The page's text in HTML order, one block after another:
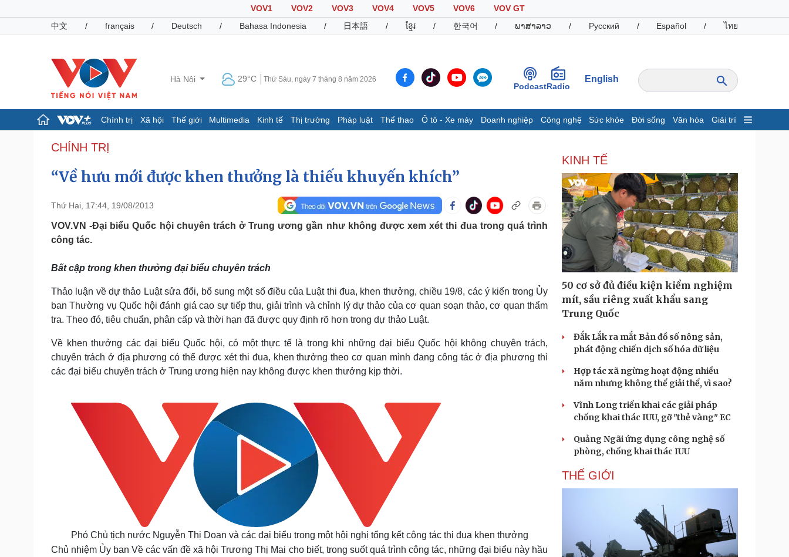
VOV1 VOV2 VOV3 VOV4 VOV5 VOV6
VOV GT
中文
/ français / Deutsch / Bahasa Indonesia / 日本語 / ខ្មែរ / 한국어 / ພາສາລາວ / Русский / Español / ไทย
Hà Nội 29°C Thứ Sáu, ngày 7 tháng 8 năm 2026
PodcastRadio
English
Chính trị Xã hội Thế giới Multimedia Kinh tế Thị trường Pháp luật Thể thao Ô tô - Xe máy Doanh nghiệp Công nghệ Sức khỏe Đời sống Văn hóa Giải trí
Chính trị
Tổ chức nhân sự
Quốc hội
Dự báo thời tiết
Giáo dục
Biển đảo
Cuộc sống đó đây
Hồ sơ
Ảnh
E-Magazine
Infographic
Bất động sản
Khởi nghiệp
Tiêu dùng
Tỷ giá
Chứng khoán
Giá cà phê
Pháp luật
Tin nóng
Việt Nam
eSports
Hậu trường
Doanh nghiệp
Thông tin doanh nghiệp
Doanh nghiệp 24h
Doanh nhân
Vì cộng đồng
Công nghệ
Sành điệu
Tin Công nghệ
Trải nghiệm
Chuyển đổi số
Dinh dưỡng - món ngon
Cây thuốc
Sản phụ khoa
Làm đẹp - giảm cân
Phòng mạch online
Ăn sạch sống khỏe
Đời sống
Nhà đẹp
Blog
Tình yêu - Gia đình
Văn hóa
Sân khấu - Điện ảnh
Văn học
Âm nhạc
Giải trí
Nghệ sĩ
Thời trang
Tư vấn
Săn Tour
Câu chuyện thời sự
Đọc truyện đêm khuya
Cửa sổ tình yêu
Kể chuyện cho bé
Hạt giống tâm hồn
CHÍNH TRỊ
“Về hưu mới được khen thưởng là thiếu khuyến khích”
Thứ Hai, 17:44, 19/08/2013
VOV.VN -Đại biểu Quốc hội chuyên trách ở Trung ương gần như không được xem xét thi đua trong quá trình
công tác.
Bất cập trong khen thưởng đại biểu chuyên trách
Thảo luận về dự thảo Luật sửa đổi, bổ sung một số điều của Luật thi đua, khen thưởng, chiều 19/8, các ý kiến trong Ủy
ban Thường vụ Quốc hội đánh giá cao sự tiếp thu, giải trình và chỉnh lý dự thảo của cơ quan soạn thảo, cơ quan thẩm
tra. Theo đó, tiêu chuẩn, phân cấp và thời hạn đã được quy định rõ hơn trong dự thảo Luật.
Về khen thưởng các đại biểu Quốc hội, có một thực tế là trong khi những đại biểu Quốc hội không chuyên trách,
chuyên trách ở địa phương có thể được xét thi đua, khen thưởng theo cơ quan mình đang công tác ở địa phương thì
các đại biểu chuyên trách ở Trung ương hiện nay không được khen thưởng kịp thời.
Phó Chủ tịch nước Nguyễn Thị Doan và các đại biểu trong một hội nghị tổng kết công tác thi đua khen thưởng
Chủ nhiệm Ủy ban Về các vấn đề xã hội Trương Thị Mai cho biết, trong suốt quá trình công tác, những đại biểu này hầu
KINH TẾ
50 cơ sở đủ điều kiện kiểm nghiệm
mít, sầu riêng xuất khẩu sang
Trung Quốc
Đắk Lắk ra mắt Bản đồ số nông sản,
phát động chiến dịch số hóa dữ liệu
Hợp tác xã ngừng hoạt động nhiều
năm nhưng không thể giải thể, vì sao?
Vĩnh Long triển khai các giải pháp
chống khai thác IUU, gỡ "thẻ vàng" EC
Quảng Ngãi ứng dụng công nghệ số
phòng, chống khai thác IUU
THẾ GIỚI